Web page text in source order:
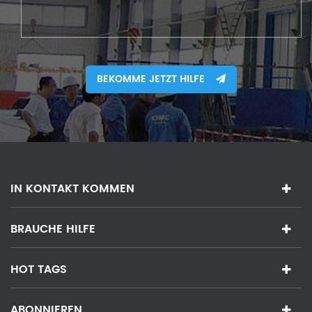
BEKOMME JETZT HILFE
IN KONTAKT KOMMEN
BRAUCHE HILFE
HOT TAGS